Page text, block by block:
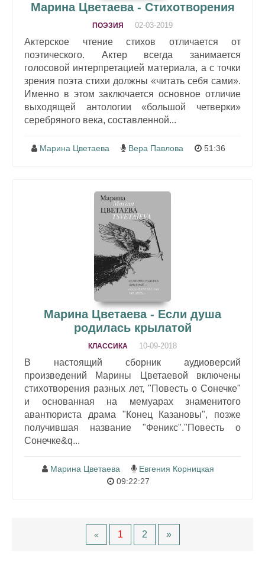
Марина Цветаева - Стихотворения
ПОЭЗИЯ 02-03-2019
Актерское чтение стихов отличается от
поэтического. Актер всегда занимается
голосовой интерпретацией материала, а с точки
зрения поэта стихи должны «читать себя сами».
Именно в этом заключается основное отличие
выходящей антологии «большой четверки»
серебряного века, составленной...
Марина Цветаева Вера Павлова 51:36
Марина Цветаева - Если душа
родилась крылатой
КЛАССИКА 10-09-2018
В настоящий сборник аудиоверсий
произведений Марины Цветаевой включены
стихотворения разных лет, "Повесть о Сонечке"
и основанная на мемуарах знаменитого
авантюриста драма "Конец Казановы", позже
получившая название "Феникс"."Повесть о
Сонечке&q...
Марина Цветаева
Евгения Корницкая
09:22:27
« 1 2 »